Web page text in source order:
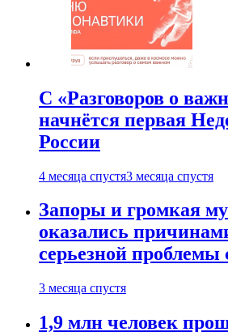
С «Разговоров о
начнётся первая
России
4 месяца спустя3 месяца спустя
Запоры и громкая
оказались
серьезной проблемы
3 месяца спустя
1,9 млн человек